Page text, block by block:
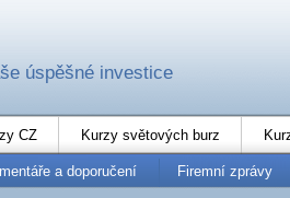
úspěšné investice
CZ Kurzy světových burz
a doporučení Firemní zprávy